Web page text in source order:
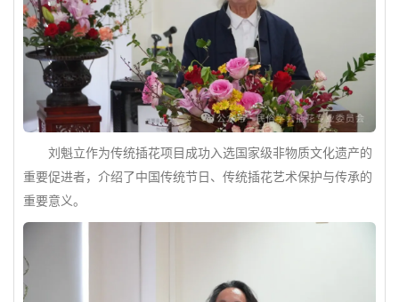
刘魁立作为传统插花项目成功入选国家级非物质文化遗产的
重要促进者，介绍了中国传统节日、传统插花艺术保护与传承的
重要意义。